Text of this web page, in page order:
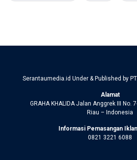
Serantaumedia.id Under & Published by
Alamat
GRAHA KHALIDA Jalan Anggrek III No.
Riau – Indonesia
Informasi Pemasangan
0821 3221 6088